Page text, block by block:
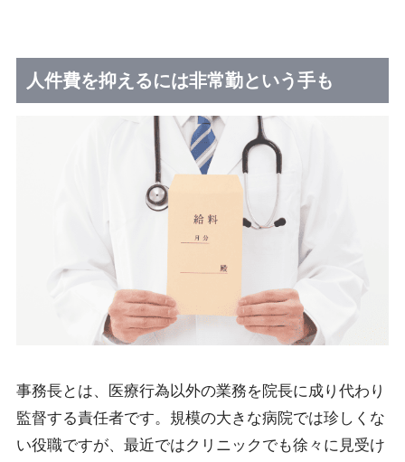
人件費を抑えるには非常勤という手も
事務長とは、医療行為以外の業務を院長に成り代わり
監督する責任者です。規模の大きな病院では珍しくな
い役職ですが、最近ではクリニックでも徐々に見受け